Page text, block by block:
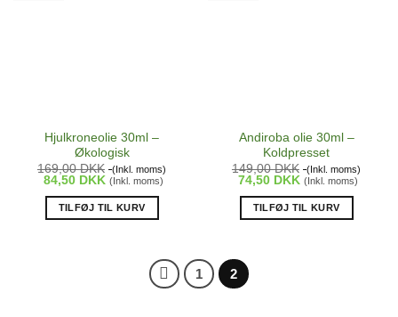
Hjulkroneolie 30ml –
Økologisk
169,00DKK (Inkl. moms)
84,50 DKK (Inkl. moms)
TILFØJ TIL KURV
Andiroba olie 30ml –
Koldpresset
149,00DKK (Inkl. moms)
74,50 DKK (Inkl. moms)
TILFØJ TIL KURV
1 2